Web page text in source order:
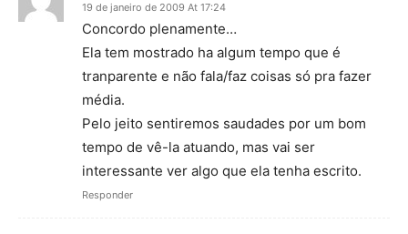
19 de janeiro de 2009 At 17:24
Concordo plenamente…
Ela tem mostrado ha algum tempo que é
tranparente e não fala/faz coisas só pra fazer
média.
Pelo jeito sentiremos saudades por um bom
tempo de vê-la atuando, mas vai ser
interessante ver algo que ela tenha escrito.
Responder